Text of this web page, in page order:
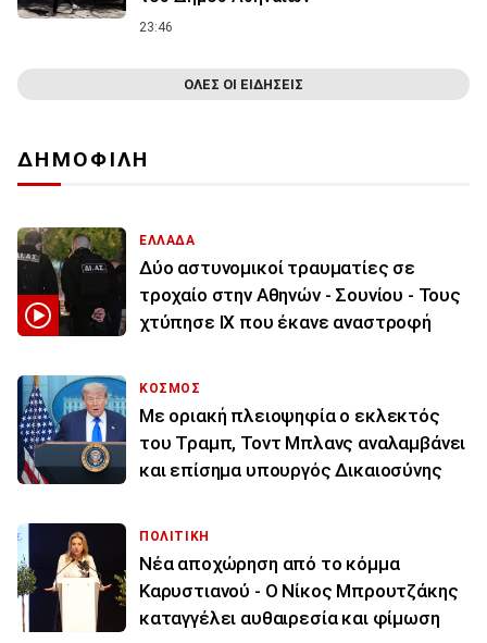
23:46
ΟΛΕΣ ΟΙ ΕΙΔΗΣΕΙΣ
ΔΗΜΟΦΙΛΗ
ΕΛΛΑΔΑ
Δύο αστυνομικοί τραυματίες σε
τροχαίο στην Αθηνών - Σουνίου - Τους
χτύπησε ΙΧ που έκανε αναστροφή
ΚΟΣΜΟΣ
Με οριακή πλειοψηφία ο εκλεκτός
του Τραμπ, Τοντ Μπλανς αναλαμβάνει
και επίσημα υπουργός Δικαιοσύνης
ΠΟΛΙΤΙΚΗ
Νέα αποχώρηση από το κόμμα
Καρυστιανού - Ο Νίκος Μπρουτζάκης
καταγγέλει αυθαιρεσία και φίμωση